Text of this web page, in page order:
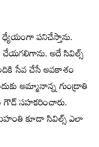
పనిచేస్తాను.
అదే సివిల్స్‌
సేవ చేసే అవకాశం
అమ్మానాన్న గుండ్రాతి
సహకరించారు.
కూడా సివిల్స్‌ ఎలా